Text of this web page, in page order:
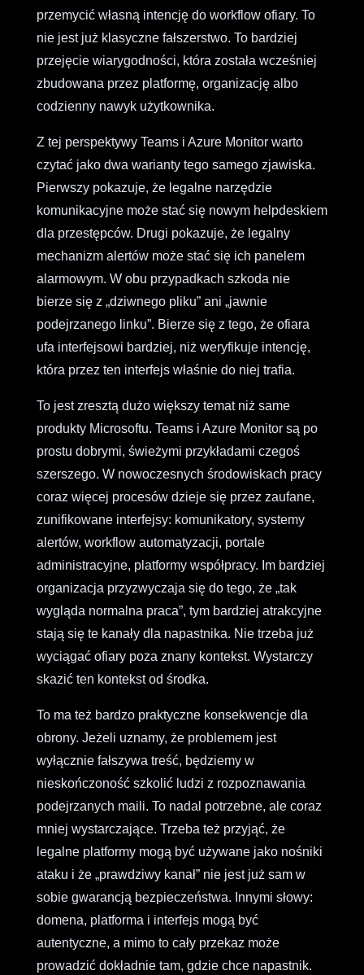
przemycić własną intencję do workflow ofiary. To
nie jest już klasyczne fałszerstwo. To bardziej
przejęcie wiarygodności, która została wcześniej
zbudowana przez platformę, organizację albo
codzienny nawyk użytkownika.
Z tej perspektywy Teams i Azure Monitor warto
czytać jako dwa warianty tego samego zjawiska.
Pierwszy pokazuje, że legalne narzędzie
komunikacyjne może stać się nowym helpdeskiem
dla przestępców. Drugi pokazuje, że legalny
mechanizm alertów może stać się ich panelem
alarmowym. W obu przypadkach szkoda nie
bierze się z „dziwnego pliku” ani „jawnie
podejrzanego linku”. Bierze się z tego, że ofiara
ufa interfejsowi bardziej, niż weryfikuje intencję,
która przez ten interfejs właśnie do niej trafia.
To jest zresztą dużo większy temat niż same
produkty Microsoftu. Teams i Azure Monitor są po
prostu dobrymi, świeżymi przykładami czegoś
szerszego. W nowoczesnych środowiskach pracy
coraz więcej procesów dzieje się przez zaufane,
zunifikowane interfejsy: komunikatory, systemy
alertów, workflow automatyzacji, portale
administracyjne, platformy współpracy. Im bardziej
organizacja przyzwyczaja się do tego, że „tak
wygląda normalna praca”, tym bardziej atrakcyjne
stają się te kanały dla napastnika. Nie trzeba już
wyciągać ofiary poza znany kontekst. Wystarczy
skazić ten kontekst od środka.
To ma też bardzo praktyczne konsekwencje dla
obrony. Jeżeli uznamy, że problemem jest
wyłącznie fałszywa treść, będziemy w
nieskończoność szkolić ludzi z rozpoznawania
podejrzanych maili. To nadal potrzebne, ale coraz
mniej wystarczające. Trzeba też przyjąć, że
legalne platformy mogą być używane jako nośniki
ataku i że „prawdziwy kanał” nie jest już sam w
sobie gwarancją bezpieczeństwa. Innymi słowy:
domena, platforma i interfejs mogą być
autentyczne, a mimo to cały przekaz może
prowadzić dokładnie tam, gdzie chce napastnik.